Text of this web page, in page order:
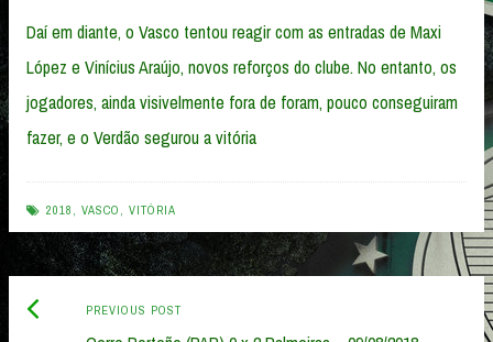
Daí em diante, o Vasco tentou reagir com as entradas de Maxi
López e Vinícius Araújo, novos reforços do clube. No entanto, os
jogadores, ainda visivelmente fora de foram, pouco conseguiram
fazer, e o Verdão segurou a vitória
2018 VASCO VITÓRIA
Post
PREVIOUS POSTPrevious